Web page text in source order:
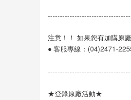
注意！！ 如果您有加購原
● 客服專線：(04)2471-
★登錄原廠活動★